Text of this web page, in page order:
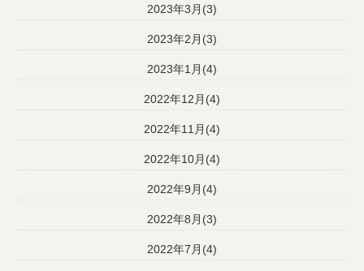
2023年3月(3)
2023年2月(3)
2023年1月(4)
2022年12月(4)
2022年11月(4)
2022年10月(4)
2022年9月(4)
2022年8月(3)
2022年7月(4)